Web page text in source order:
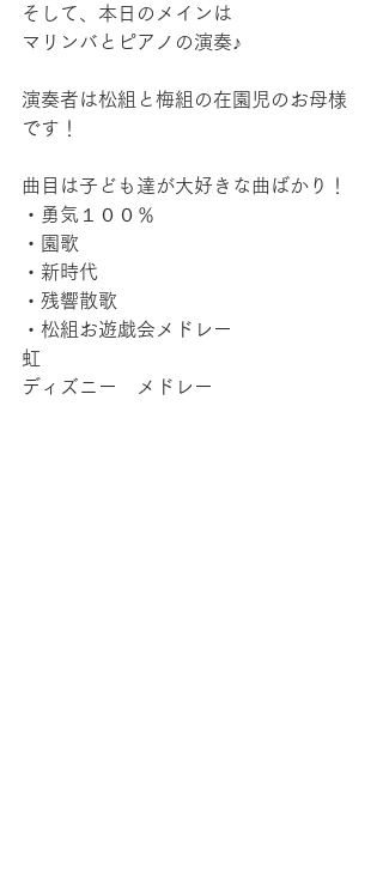
そして、本日のメインは
マリンバとピアノの演奏♪
演奏者は松組と梅組の在園児のお母様
です！
曲目は子ども達が大好きな曲ばかり！
・勇気１００％
・園歌
・新時代
・残響散歌
・松組お遊戯会メドレー
虹
ディズニー　メドレー